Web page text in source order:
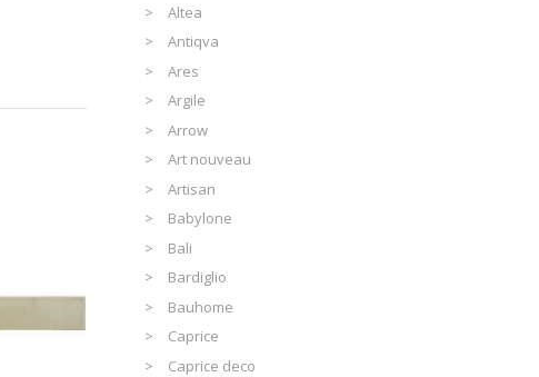
Altea
Antiqva
Ares
Argile
Arrow
Art nouveau
Artisan
Babylone
Bali
Bardiglio
Bauhome
Caprice
Caprice deco